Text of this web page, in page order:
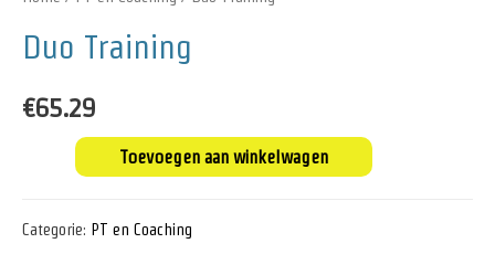
Duo Training
€65.29
Toevoegen aan winkelwagen
Categorie: PT en Coaching